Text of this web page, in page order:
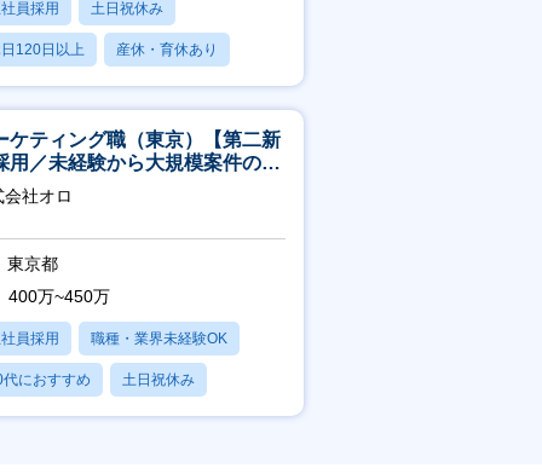
員採用 土日祝休み
120日以上 産休・育休あり
あり
ケティング職（東京）【第二新
用／未経験から大規模案件のマ
ティングが経験できる／研修充
会社オロ
東京都
400万~450万
員採用 職種・業界未経験OK
代におすすめ 土日祝休み
120日以上